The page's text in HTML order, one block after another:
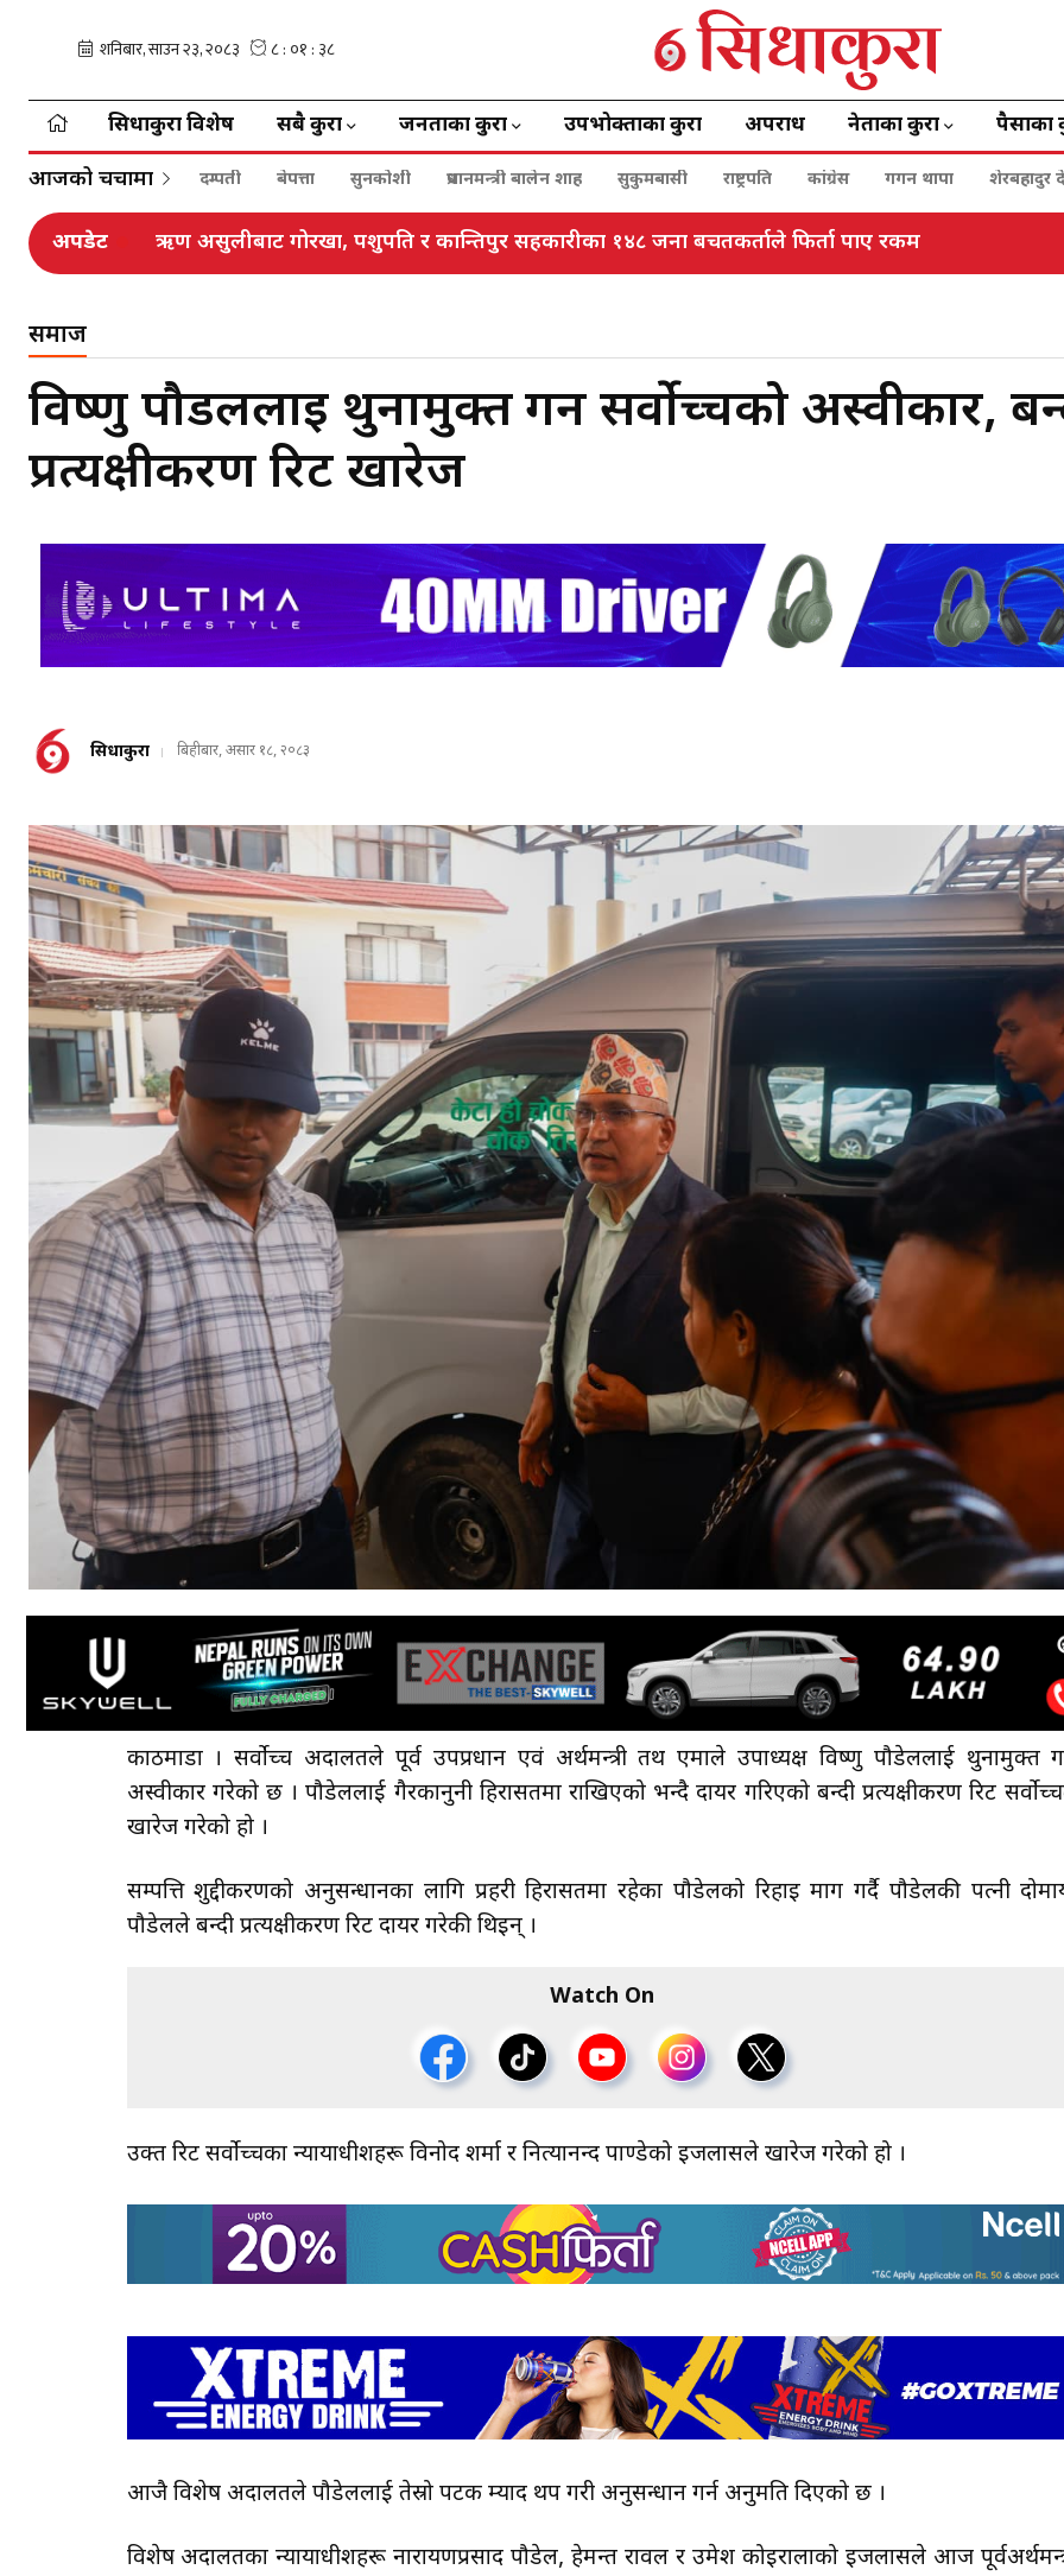
सिधाकुरा विशेष सबै कुरा जनताका कुरा उपभोक्ताका कुरा अपराध नेताका कुरा पैसाका
आजको चर्चामा दम्पती बेपत्ता सुनकोशी प्रधानमन्त्री बालेन शाह सुकुमबासी राष्ट्रपति कांग्रेस गगन थापा शेरबहादुर
अपडेट ऋण असुलीबाट गोरखा, पशुपति र कान्तिपुर सहकारीका १४८ जना बचतकर्ताले फिर्ता पाए रकम
समाज
विष्णु पौडललाई थुनामुक्त गर्न सर्वोच्चको अस्वीकार,
प्रत्यक्षीकरण रिट खारेज
सिधाकुरा बिहीबार, असार १८, २०८३
काठमाडौँ । सर्वोच्च अदालतले पूर्व उपप्रधान एवं अर्थमन्त्री तथ एमाले उपाध्यक्ष विष्णु पौडेललाई थुनामुक्त
अस्वीकार गरेको छ । पौडेललाई गैरकानुनी हिरासतमा राखिएको भन्दै दायर गरिएको बन्दी प्रत्यक्षीकरण रिट
खारेज गरेको हो ।
सम्पत्ति शुद्दीकरणको अनुसन्धानका लागि प्रहरी हिरासतमा रहेका पौडेलको रिहाइ माग गर्दै पौडेलकी पत्नी
पौडेलले बन्दी प्रत्यक्षीकरण रिट दायर गरेकी थिइन् ।
Watch On
उक्त रिट सर्वोच्चका न्यायाधीशहरू विनोद शर्मा र नित्यानन्द पाण्डेको इजलासले खारेज गरेको हो ।
आजै विशेष अदालतले पौडेललाई तेस्रो पटक म्याद थप गरी अनुसन्धान गर्न अनुमति दिएको छ ।
विशेष अदालतका न्यायाधीशहरू नारायणप्रसाद पौडेल, हेमन्त रावल र उमेश कोइरालाको इजलासले आज